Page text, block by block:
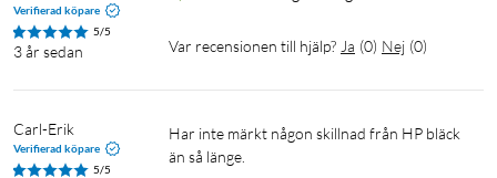
Verifierad köpare
5/5
3 år sedan Var recensionen till hjälp? Ja (0) Nej (0)
Carl-Erik
Verifierad köpare
5/5
Har inte märkt någon skillnad från HP bläck
än så länge.